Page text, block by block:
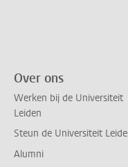
Over ons
Werken bij de Universiteit
Leiden
Steun de Universiteit
Alumni